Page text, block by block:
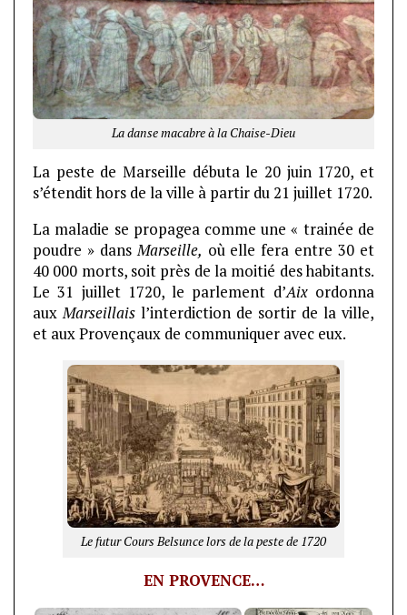
La danse macabre à la Chaise-Dieu
La peste de Marseille débuta le 20 juin 1720, et
s’étendit hors de la ville à partir du 21 juillet 1720.
La maladie se propagea comme une « trainée de
poudre » dansMarseille, où elle fera entre 30 et
40 000 morts, soit près de la moitié des habitants.
Le 31 juillet 1720, le parlement d’Aixordonna
auxMarseillais l’interdiction de sortir de la ville,
et aux Provençaux de communiquer avec eux.
Le futur Cours Belsunce lors de la peste de 1720
EN PROVENCE…